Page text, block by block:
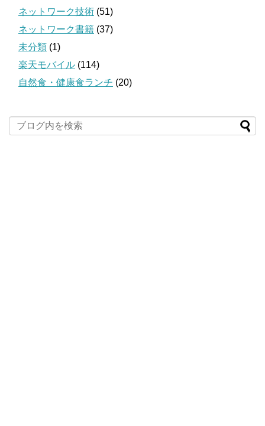
ネットワーク技術 (51)
ネットワーク書籍 (37)
未分類 (1)
楽天モバイル (114)
自然食・健康食ランチ (20)